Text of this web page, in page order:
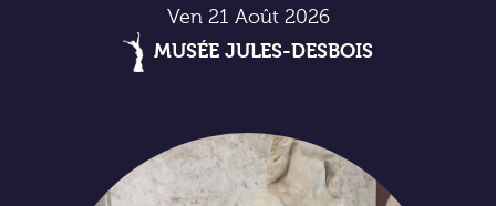
Ven 21 Août 2026
MUSÉE JULES-DESBOIS